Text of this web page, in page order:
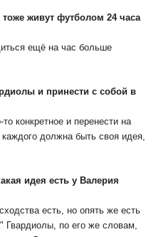
живут футболом 24 часа
ещё на час больше
и принести с собой в
конкретное и перенести на
должна быть своя идея,
идея есть у Валерия
есть, но опять же есть
Гвардиолы, по его же словам,